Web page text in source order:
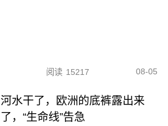
阅读 15217 08-05
河水干了，欧洲的底裤露出来
了，“生命线”告急